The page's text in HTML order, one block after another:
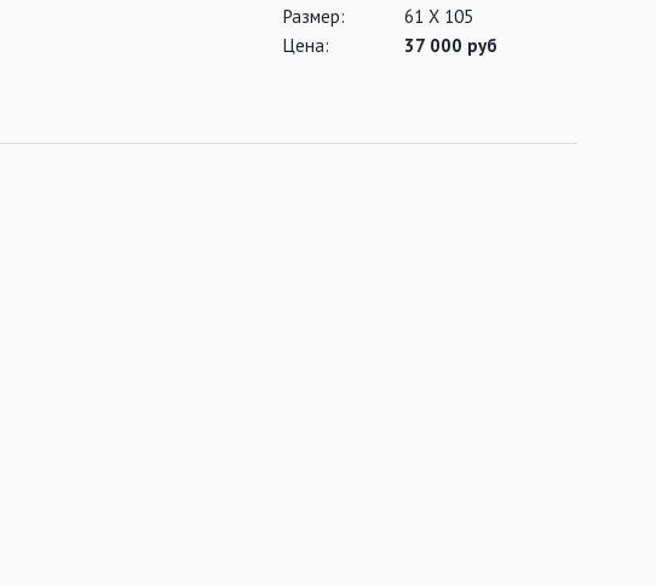
Размер:
61 Х 105
Цена:
37 000 руб